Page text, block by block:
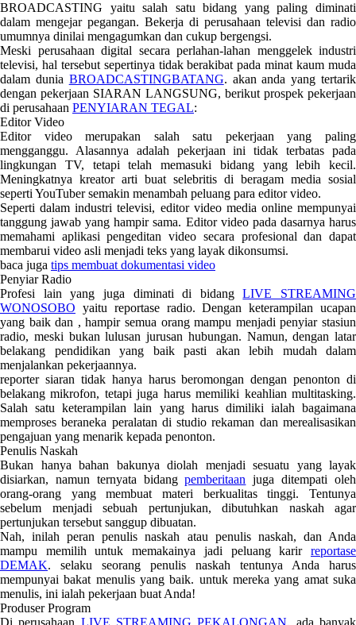
BROADCASTING yaitu salah satu bidang yang paling diminati
dalam mengejar pegangan. Bekerja di perusahaan televisi dan radio
umumnya dinilai mengagumkan dan cukup bergengsi.
Meski perusahaan digital secara perlahan-lahan menggelek industri
televisi, hal tersebut sepertinya tidak berakibat pada minat kaum muda
dalam dunia BROADCASTINGBATANG. akan anda yang tertarik
dengan pekerjaan SIARAN LANGSUNG, berikut prospek pekerjaan
di perusahaan PENYIARAN TEGAL:
Editor Video
Editor video merupakan salah satu pekerjaan yang paling
mengganggu. Alasannya adalah pekerjaan ini tidak terbatas pada
lingkungan TV, tetapi telah memasuki bidang yang lebih kecil.
Meningkatnya kreator arti buat selebritis di beragam media sosial
seperti YouTuber semakin menambah peluang para editor video.
Seperti dalam industri televisi, editor video media online mempunyai
tanggung jawab yang hampir sama. Editor video pada dasarnya harus
memahami aplikasi pengeditan video secara profesional dan dapat
membarui video asli menjadi teks yang layak dikonsumsi.
baca juga tips membuat dokumentasi video
Penyiar Radio
Profesi lain yang juga diminati di bidangLIVE STREAMING
WONOSOBO yaitu reportase radio. Dengan keterampilan ucapan
yang baik dan , hampir semua orang mampu menjadi penyiar stasiun
radio, meski bukan lulusan jurusan hubungan. Namun, dengan latar
belakang pendidikan yang baik pasti akan lebih mudah dalam
menjalankan pekerjaannya.
reporter siaran tidak hanya harus beromongan dengan penonton di
belakang mikrofon, tetapi juga harus memiliki keahlian multitasking.
Salah satu keterampilan lain yang harus dimiliki ialah bagaimana
memproses beraneka peralatan di studio rekaman dan merealisasikan
pengajuan yang menarik kepada penonton.
Penulis Naskah
Bukan hanya bahan bakunya diolah menjadi sesuatu yang layak
disiarkan, namun ternyata bidangpemberitaan juga ditempati oleh
orang-orang yang membuat materi berkualitas tinggi. Tentunya
sebelum menjadi sebuah pertunjukan, dibutuhkan naskah agar
pertunjukan tersebut sanggup dibuatan.
Nah, inilah peran penulis naskah atau penulis naskah, dan Anda
mampu memilih untuk memakainya jadi peluang karir reportase
DEMAK. selaku seorang penulis naskah tentunya Anda harus
mempunyai bakat menulis yang baik. untuk mereka yang amat suka
menulis, ini ialah pekerjaan buat Anda!
Produser Program
Di perusahaan LIVE STREAMING PEKALONGAN, ada banyak